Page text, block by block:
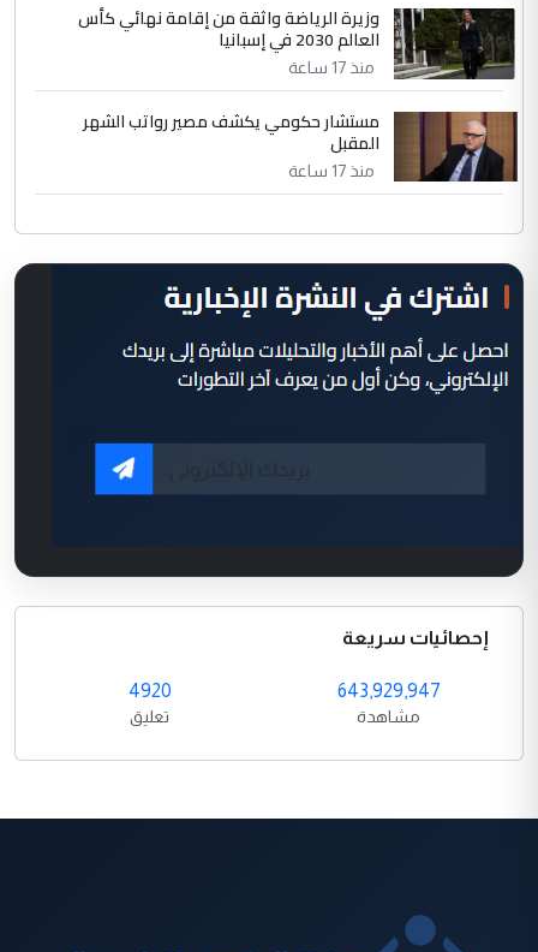
وزيرة الرياضة واثقة من إقامة نهائي كأس
العالم 2030 في إسبانيا
منذ 17 ساعة
مستشار حكومي يكشف مصير رواتب الشهر
المقبل
منذ 17 ساعة
إحصائيات سريعة
643,929,947
مشاهدة
4920
تعليق